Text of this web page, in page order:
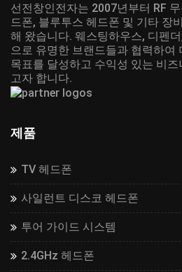
선전창인전자는 2007년부터 RF
드폰, 블루투스 헤드폰 및 기타 장
해 왔습니다. 웨스팅하우스, 디펜
으로 유명한 브랜드들과 협력하여
목표를 달성하고 수익성 있는 비
고자 합니다.
제품
TV 헤드폰
사일런트 디스코 헤드폰
투어 가이드 시스템
2.4GHz 헤드폰